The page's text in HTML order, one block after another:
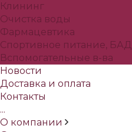
Клининг
Очистка воды
Фармацевтика
Спортивное питание, БАД
Вспомогательные в-ва
Новости
Доставка и оплата
Контакты
...
О компании